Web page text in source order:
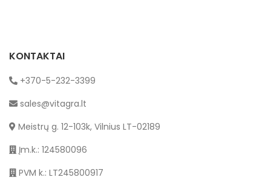
KONTAKTAI
+370-5-232-3399
sales@vitagra.lt
Meistrų g. 12-103k, Vilnius LT-02189
Įm.k.: 124580096
PVM k.: LT245800917